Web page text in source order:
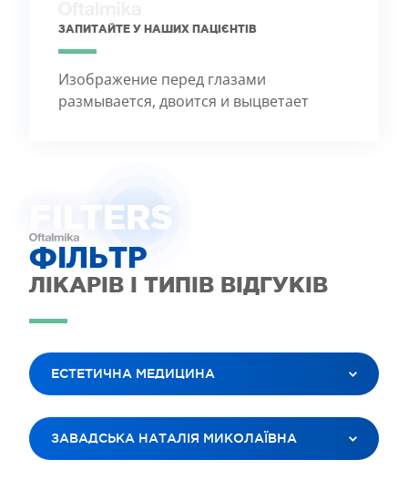
ЗАПИТАЙТЕ У НАШИХ ПАЦІЄНТІВ
Изображение перед глазами
размывается, двоится и выцветает
FILTERS
ФІЛЬТР
ЛІКАРІВ І ТИПІВ ВІДГУКІВ
ЕСТЕТИЧНА МЕДИЦИНА
ВСІ ПОСЛУГИ
ЛАЗЕРНА КОРЕКЦІЯ ЗОРУ
ЗАВАДСЬКА НАТАЛІЯ МИКОЛАЇВНА